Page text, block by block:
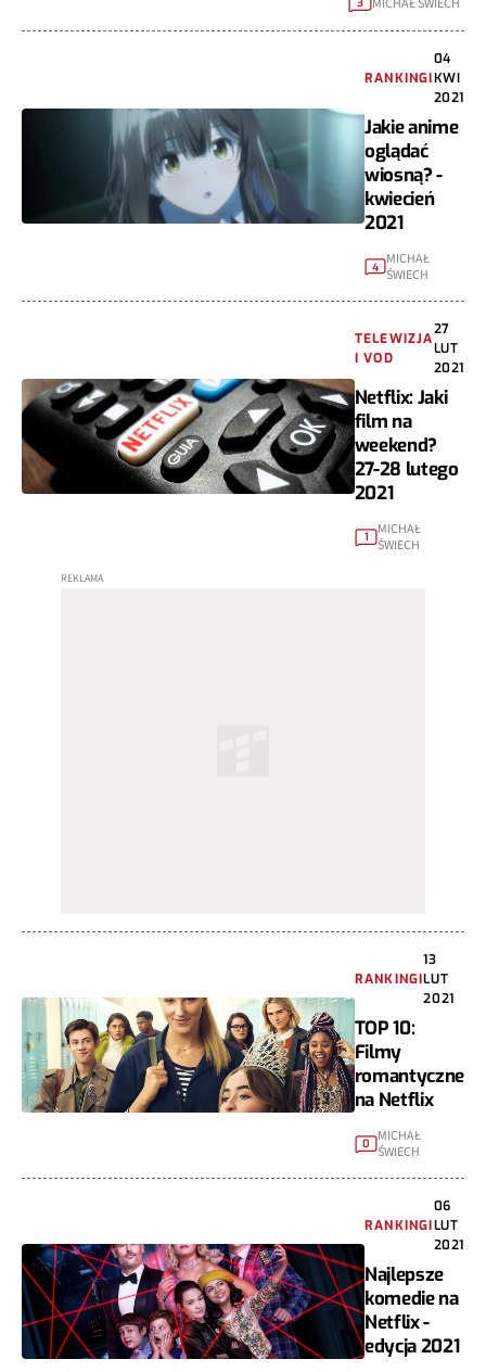
RANKINGI
04
KWI
2021
Jakie anime
oglądać
wiosną? -
kwiecień
2021
4 MICHAŁ
ŚWIECH
TELEWIZJA
I VOD
27
LUT
2021
Netflix: Jaki
film na
weekend?
27-28 lutego
2021
1
MICHAŁ
ŚWIECH
RANKINGI
13
LUT
2021
TOP 10:
Filmy
romantyczne
na Netflix
0
MICHAŁ
ŚWIECH
RANKINGI
06
LUT
2021
Najlepsze
komedie na
Netflix -
edycja 2021